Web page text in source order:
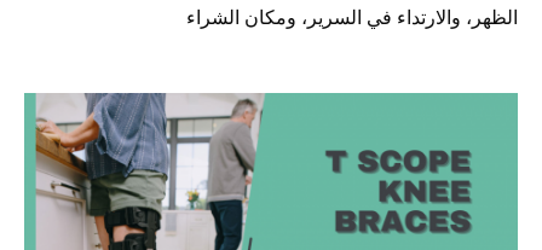
الظهر، والارتداء في السرير، ومكان الشراء